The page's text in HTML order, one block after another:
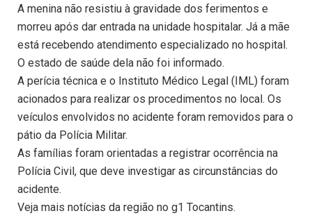
A menina não resistiu à gravidade dos ferimentos e
morreu após dar entrada na unidade hospitalar. Já a mãe
está recebendo atendimento especializado no hospital.
O estado de saúde dela não foi informado.
A perícia técnica e o Instituto Médico Legal (IML) foram
acionados para realizar os procedimentos no local. Os
veículos envolvidos no acidente foram removidos para o
pátio da Polícia Militar.
As famílias foram orientadas a registrar ocorrência na
Polícia Civil, que deve investigar as circunstâncias do
acidente.
Veja mais notícias da região no g1 Tocantins.